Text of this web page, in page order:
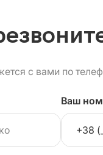
с вами по
Ваш